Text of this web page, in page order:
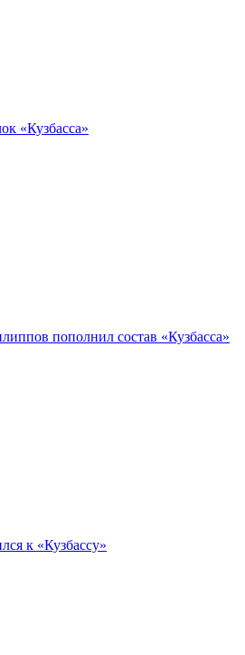
«Кузбасса»
пополнил состав «Кузбасса»
к «Кузбассу»